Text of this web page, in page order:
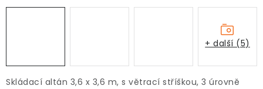
Skládací altán 3,6 x 3,6 m, s větrací stříškou, 3 úrovně
+ další (5)